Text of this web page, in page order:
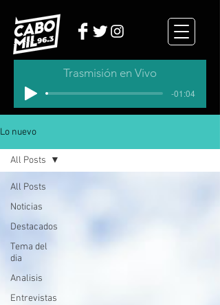
Trasmisión en Vivo
-01:04
Lo nuevo
All Posts
Noticias
Destacados
Tema del
dia
Analisis
Entrevistas
All Posts